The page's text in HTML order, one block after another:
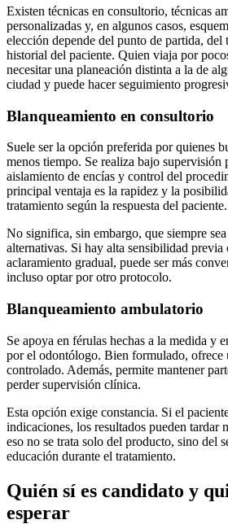
Existen técnicas en consultorio, técnicas
personalizadas y, en algunos casos,
elección depende del punto de partida,
historial del paciente. Quien viaja por
necesitar una planeación distinta a la de
ciudad y puede hacer seguimiento
Blanqueamiento en consultorio
Suele ser la opción preferida por quienes
menos tiempo. Se realiza bajo supervisión
aislamiento de encías y control del
principal ventaja es la rapidez y la
tratamiento según la respuesta del paciente.
No significa, sin embargo, que siempre
alternativas. Si hay alta sensibilidad previa
aclaramiento gradual, puede ser más
incluso optar por otro protocolo.
Blanqueamiento ambulatorio
Se apoya en férulas hechas a la medida y
por el odontólogo. Bien formulado, ofrece
controlado. Además, permite mantener
perder supervisión clínica.
Esta opción exige constancia. Si el
indicaciones, los resultados pueden tardar
eso no se trata solo del producto, sino del
educación durante el tratamiento.
Quién sí es candidato y
esperar